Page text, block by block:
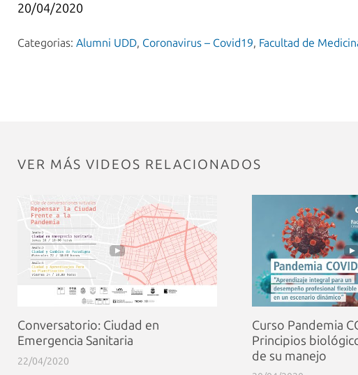
20/04/2020
Categorias: Alumni UDD, Coronavirus – Covid19, Facultad de
VER MÁS VIDEOS RELACIONADOS
Conversatorio: Ciudad en
Emergencia Sanitaria
22/04/2020
Curso Pandemia
Principios
de su manejo